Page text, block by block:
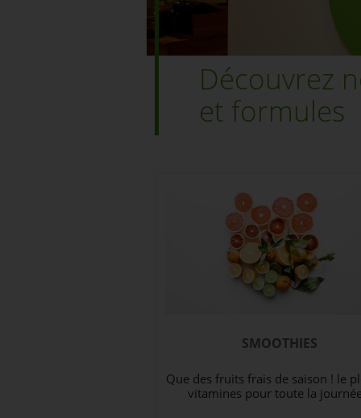
Découvrez
et formules
SMOOTHIES
Que des fruits frais de saison ! le
vitamines pour toute la